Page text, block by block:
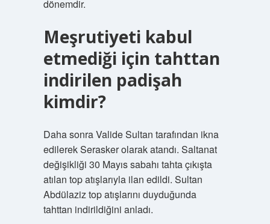
dönemdir.
Meşrutiyeti kabul
etmediği için tahttan
indirilen padişah
kimdir?
Daha sonra Valide Sultan tarafından ikna
edilerek Serasker olarak atandı. Saltanat
değişikliği 30 Mayıs sabahı tahta çıkışta
atılan top atışlarıyla ilan edildi. Sultan
Abdülaziz top atışlarını duyduğunda
tahttan indirildiğini anladı.